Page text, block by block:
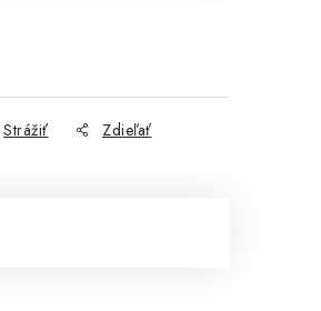
Strážiť Zdieľať